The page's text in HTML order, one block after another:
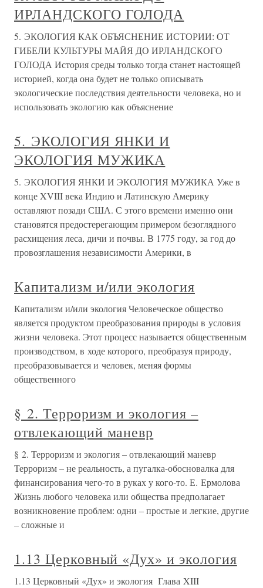
ИРЛАНДСКОГО ГОЛОДА
5. ЭКОЛОГИЯ КАК ОБЪЯСНЕНИЕ ИСТОРИИ: ОТ
ГИБЕЛИ КУЛЬТУРЫ МАЙЯ ДО ИРЛАНДСКОГО
ГОЛОДА История среды только тогда станет настоящей
историей, когда она будет не только описывать
экологические последствия деятельности человека, но и
использовать экологию как объяснение
5. ЭКОЛОГИЯ ЯНКИ И
ЭКОЛОГИЯ МУЖИКА
5. ЭКОЛОГИЯ ЯНКИ И ЭКОЛОГИЯ МУЖИКА Уже в
конце XVIII века Индию и Латинскую Америку
оставляют позади США. С этого времени именно они
становятся предостерегающим примером безоглядного
расхищения леса, дичи и почвы. В 1775 году, за год до
провозглашения независимости Америки, в
Капитализм и/или экология
Капитализм и/или экология Человеческое общество
является продуктом преобразования природы в условия
жизни человека. Этот процесс называется общественным
производством, в ходе которого, преобразуя природу,
преобразовывается и человек, меняя формы
общественного
§ 2. Терроризм и экология –
отвлекающий маневр
§ 2. Терроризм и экология – отвлекающий маневр
Терроризм – не реальность, а пугалка-обосновалка для
финансирования чего-то в руках у кого-то. Е. Ермолова
Жизнь любого человека или общества предполагает
возникновение проблем: одни – простые и легкие, другие
– сложные и
1.13 Церковный «Дух» и экология
1.13 Церковный «Дух» и экология Глава XIII